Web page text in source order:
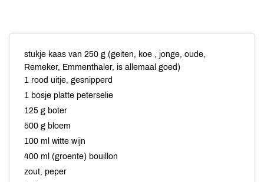
stukje kaas van 250 g (geiten, koe , jonge, oude,
Remeker, Emmenthaler, is allemaal goed)
1 rood uitje, gesnipperd
1 bosje platte peterselie
125 g boter
500 g bloem
100 ml witte wijn
400 ml (groente) bouillon
zout, peper